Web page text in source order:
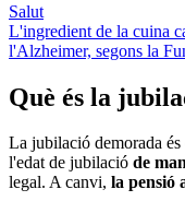
Salut
L'ingredient de la cuina
l'Alzheimer, segons la
Què és la
La jubilació demorada
l'edat de jubilació de
legal. A canvi, la pensió